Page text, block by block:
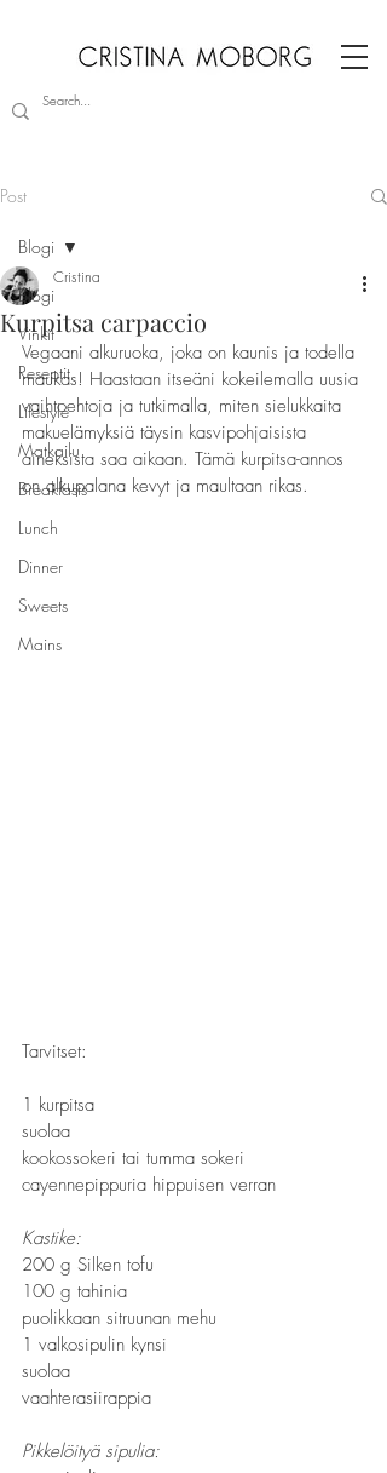
Post
Blogi
Vinkit
Reseptit
Lifestyle
Matkailu
Breakfasts
Lunch
Dinner
Sweets
Mains
Blogi
Kurpitsa carpaccio
Cristina
Vegaani alkuruoka, joka on kaunis ja todella
maukas! Haastaan itseäni kokeilemalla uusia
vaihtoehtoja ja tutkimalla, miten sielukkaita
makuelämyksiä täysin kasvipohjaisista
aineksista saa aikaan. Tämä kurpitsa-annos
on alkupalana kevyt ja maultaan rikas.
Tarvitset:
1 kurpitsa
suolaa
kookossokeri tai tumma sokeri
cayennepippuria hippuisen verran
Kastike:
200 g Silken tofu
100 g tahinia
puolikkaan sitruunan mehu
1 valkosipulin kynsi
suolaa
vaahterasiirappia
Pikkelöityä sipulia: